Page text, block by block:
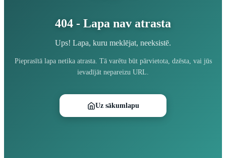
404 - Lapa nav atrasta
Ups! Lapa, kuru meklējat, neeksistē.
Pieprasītā lapa netika atrasta. Tā varētu būt pārvietota, dzēsta, vai jūs
ievadījāt nepareizu URL.
Uz sākumlapu